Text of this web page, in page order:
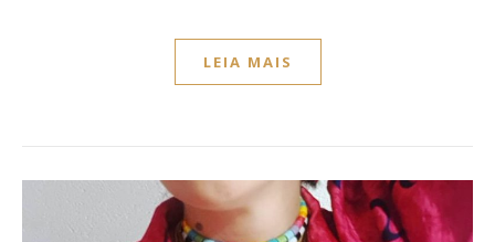
LEIA MAIS